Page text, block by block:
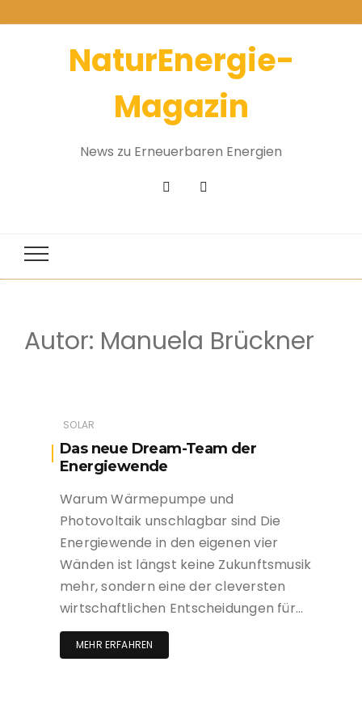
NaturEnergie-
Magazin
News zu Erneuerbaren Energien
Autor: Manuela Brückner
SOLAR
Das neue Dream-Team der
Energiewende
Warum Wärmepumpe und
Photovoltaik unschlagbar sind Die
Energiewende in den eigenen vier
Wänden ist längst keine Zukunftsmusik
mehr, sondern eine der cleversten
wirtschaftlichen Entscheidungen für…
MEHR ERFAHREN